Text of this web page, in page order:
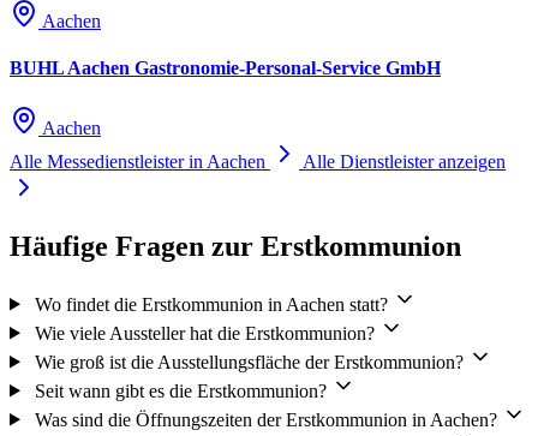
Aachen
BUHL Aachen Gastronomie-Personal-Service GmbH
Aachen
Alle Messedienstleister in Aachen
Alle Dienstleister anzeigen
Häufige Fragen zur Erstkommunion
Wo findet die Erstkommunion in Aachen statt?
Wie viele Aussteller hat die Erstkommunion?
Wie groß ist die Ausstellungsfläche der Erstkommunion?
Seit wann gibt es die Erstkommunion?
Was sind die Öffnungszeiten der Erstkommunion in Aachen?